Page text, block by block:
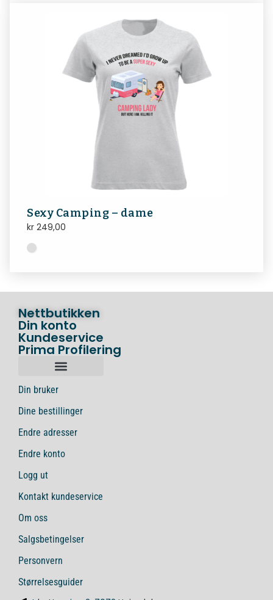
Sexy Camping – dame
kr 249,00
Nettbutikken
Din konto
Kundeservice
Prima Profilering
Din bruker
Dine bestillinger
Endre adresser
Endre konto
Logg ut
Kontakt kundeservice
Om oss
Salgsbetingelser
Personvern
Størrelsesguider